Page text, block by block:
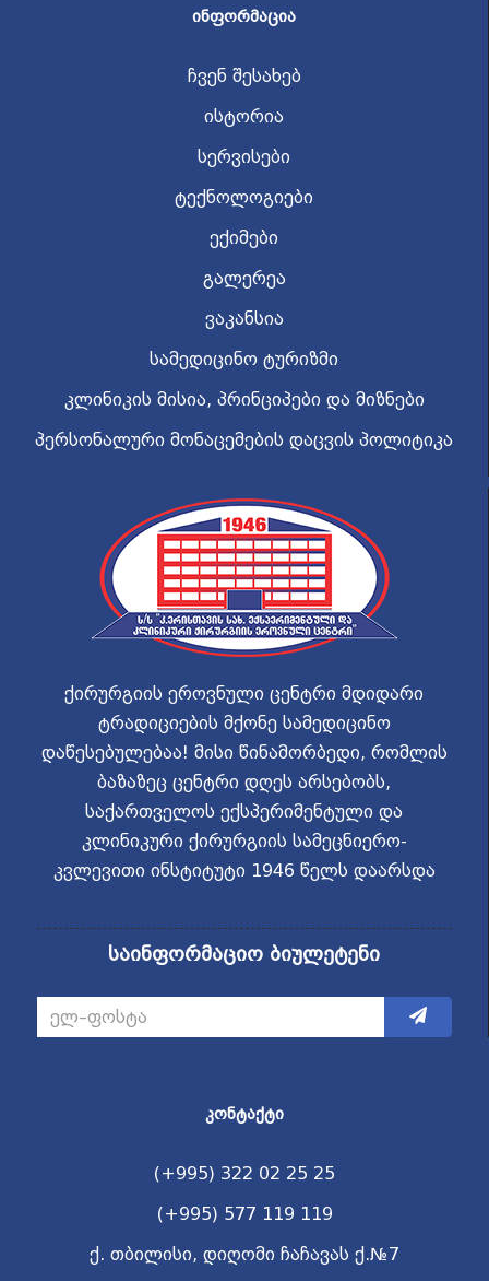
ᲘᲜᲤᲝᲠᲛᲐᲪᲘᲐ
ჩვენ შესახებ
ისტორია
სერვისები
ტექნოლოგიები
ექიმები
გალერეა
ვაკანსია
სამედიცინო ტურიზმი
კლინიკის მისია, პრინციპები და მიზნები
პერსონალური მონაცემების დაცვის პოლიტიკა
ქირურგიის ეროვნული ცენტრი მდიდარი
ტრადიციების მქონე სამედიცინო
დაწესებულებაა! მისი წინამორბედი, რომლის
ბაზაზეც ცენტრი დღეს არსებობს,
საქართველოს ექსპერიმენტული და
კლინიკური ქირურგიის სამეცნიერო-
კვლევითი ინსტიტუტი 1946 წელს დაარსდა
საინფორმაციო ბიულეტენი
ᲙᲝᲜᲢᲐᲥᲢᲘ
(+995) 322 02 25 25
(+995) 577 119 119
ქ. თბილისი, დიღომი ჩაჩავას ქ.№7